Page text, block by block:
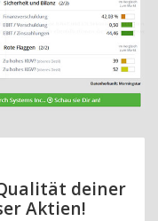
deiner
Aktien!